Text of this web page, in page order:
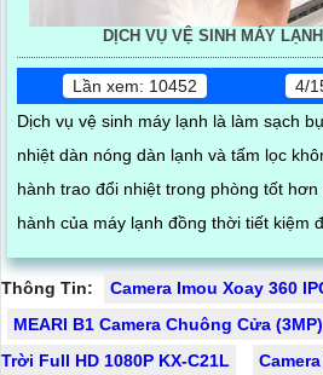
DỊCH VỤ VỆ SINH MÁY
Lần xem: 10452
4/
Dịch vụ vệ sinh máy lạnh là làm sạch
nhiệt dàn nóng dàn lạnh và tấm lọc
hành trao đổi nhiệt trong phòng tốt
hành của máy lạnh đồng thời tiết kiệm
trong lành chống mùi hôi
Thông Tin:
Camera Imou Xoay 360
MEARI B1 Camera Chuông Cửa (3MP)
Trời Full HD 1080P KX-C21L